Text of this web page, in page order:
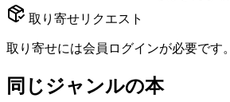
取り寄せリクエスト
取り寄せには会員ログインが必要です。
同じジャンルの本